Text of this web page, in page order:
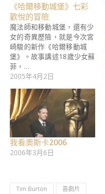
《哈爾移動城堡》七彩
歡悅的冒險
魔法師和移動城堡，還有少
女的奇異歷險，就是今次宮
崎駿的新作《哈爾移動城
堡》。故事講述18歲少女蘇
菲，…
2005年4月2日
我看奧斯卡2006
2006年3月6日
Tim Burton 喜劇片